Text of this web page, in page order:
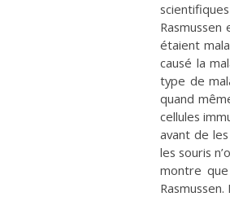
étaient
causé la
type de
quand
cellules
avant de
les souris
montre